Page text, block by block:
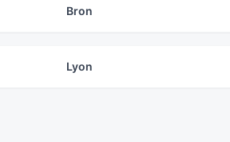
Bron
Lyon